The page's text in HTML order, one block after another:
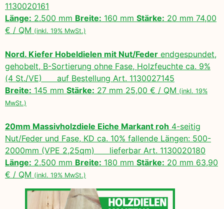
1130020161
Länge: 2.500 mm Breite: 160 mm Stärke: 20 mm 74,00
€ / QM (inkl. 19% MwSt.)
Nord. Kiefer Hobeldielen mit Nut/Feder endgespundet,
gehobelt, B-Sortierung ohne Fase, Holzfeuchte ca. 9%
(4 St./VE) auf Bestellung Art. 1130027145
Breite: 145 mm Stärke: 27 mm 25,00 € / QM (inkl. 19%
MwSt.)
20mm Massivholzdiele Eiche Markant roh 4-seitig
Nut/Feder und Fase, KD ca. 10% fallende Längen: 500-
2000mm (VPE 2,25qm) lieferbar Art. 1130020180
Länge: 2.500 mm Breite: 180 mm Stärke: 20 mm 63,90
€ / QM (inkl. 19% MwSt.)